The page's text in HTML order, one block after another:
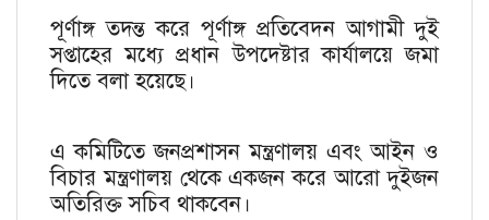
পূর্ণাঙ্গ তদন্ত করে পূর্ণাঙ্গ প্রতিবেদন আগামী দুই
সপ্তাহের মধ্যে প্রধান উপদেষ্টার কার্যালয়ে জমা
দিতে বলা হয়েছে।
এ কমিটিতে জনপ্রশাসন মন্ত্রণালয় এবং আইন ও
বিচার মন্ত্রণালয় থেকে একজন করে আরো দুইজন
অতিরিক্ত সচিব থাকবেন।